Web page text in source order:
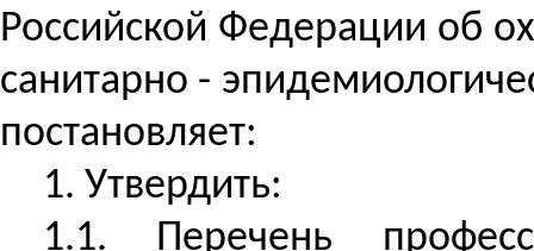
Российской Федерации об
санитарно -
постановляет:
1. Утвердить:
1.1. Перечень